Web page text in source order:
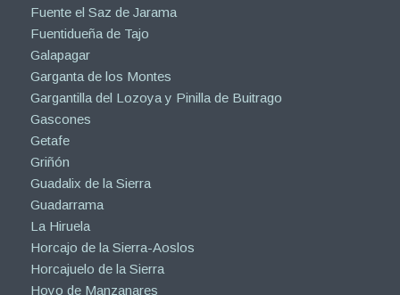
Fuente el Saz de Jarama
Fuentidueña de Tajo
Galapagar
Garganta de los Montes
Gargantilla del Lozoya y Pinilla de Buitrago
Gascones
Getafe
Griñón
Guadalix de la Sierra
Guadarrama
La Hiruela
Horcajo de la Sierra-Aoslos
Horcajuelo de la Sierra
Hoyo de Manzanares